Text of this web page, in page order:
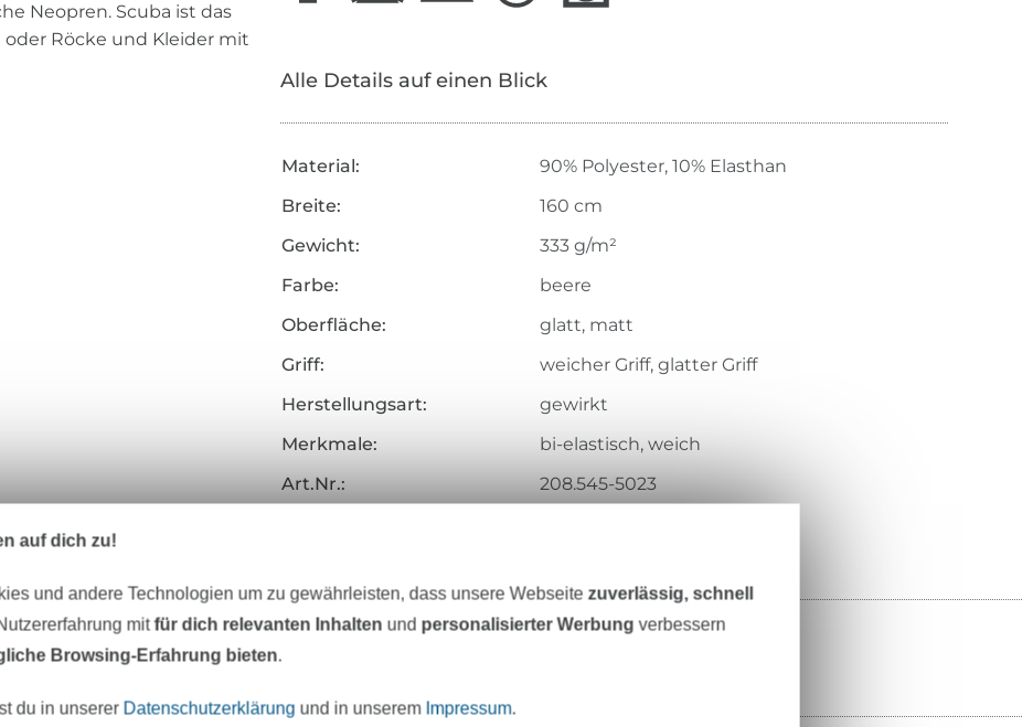
Neopren. Scuba ist das
Röcke und Kleider mit
Alle Details auf einen Blick
Material:
90% Polyester, 10% Elasthan
Breite:
160 cm
Gewicht:
333 g/m²
Farbe:
beere
Oberfläche:
glatt, matt
Griff:
weicher Griff, glatter Griff
Herstellungsart:
gewirkt
Merkmale:
bi-elastisch, weich
Art.Nr.:
208.545-5023
Unser Tipp: Das passt dazu
auf dich zu!
und andere Technologien um zu gewährleisten, dass unsere Webseitezuverlässig, schnell
mitfür dich relevanten Inhalten und personalisierter Werbung verbessern
Browsing-Erfahrung bieten.
du in unserer Datenschutzerklärung und in unserem Impressum.